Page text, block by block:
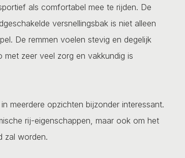
als comfortabel mee te rijden. De
versnellingsbak is niet alleen
De remmen voelen stevig en degelijk
met zeer veel zorg en vakkundig is
meerdere opzichten bijzonder interessant.
rij-eigenschappen, maar ook om het
zal worden.